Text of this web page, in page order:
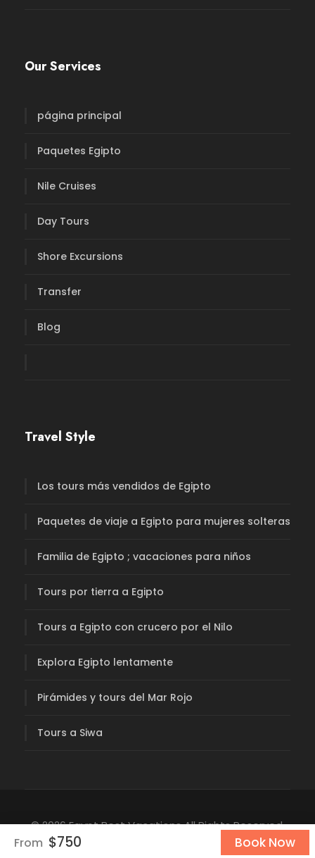
From $750 Book Now
Our Services
página principal
Paquetes Egipto
Nile Cruises
Day Tours
Shore Excursions
Transfer
Blog
Travel Style
Los tours más vendidos de Egipto
Paquetes de viaje a Egipto para mujeres solteras
Familia de Egipto ; vacaciones para niños
Tours por tierra a Egipto
Tours a Egipto con crucero por el Nilo
Explora Egipto lentamente
Pirámides y tours del Mar Rojo
Tours a Siwa
© 2026 Egypt Best Vacations All Rights Reserved.